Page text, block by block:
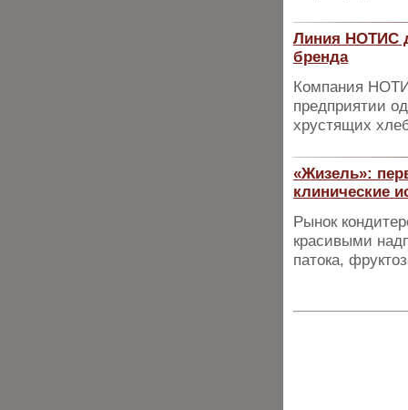
Линия НОТИС
бренда
Компания
предприятии
хрустящих
«Жизель»:
клинические
Рынок
красивыми
патока,